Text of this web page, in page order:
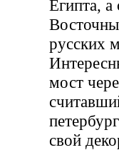
Египта, а
русских
мост
свой